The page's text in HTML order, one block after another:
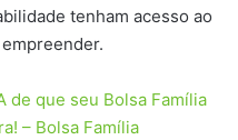
tenham acesso ao
de que seu Bolsa Família
– Bolsa Família